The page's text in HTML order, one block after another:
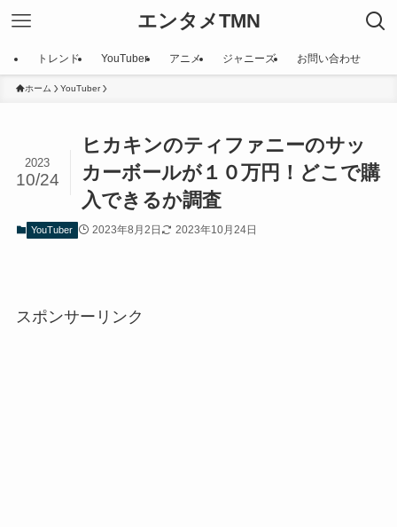
エンタメTMN
トレンド YouTuber アニメ ジャニーズ お問い合わせ
ホーム YouTuber
ヒカキンのティファニーのサッ
カーボールが１０万円！どこで購
入できるか調査
2023
10/24
YouTuber 2023年8月2日 2023年10月24日
スポンサーリンク